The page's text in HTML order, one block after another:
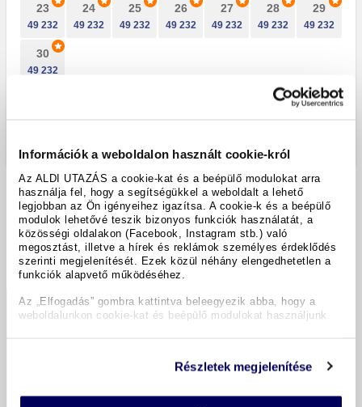
Információk a weboldalon használt cookie-król
Az ALDI UTAZÁS a cookie-kat és a beépülő modulokat arra
használja fel, hogy a segítségükkel a weboldalt a lehető
legjobban az Ön igényeihez igazítsa. A cookie-k és a beépülő
modulok lehetővé teszik bizonyos funkciók használatát, a
közösségi oldalakon (Facebook, Instagram stb.) való
megosztást, illetve a hírek és reklámok személyes érdeklődés
szerinti megjelenítését. Ezek közül néhány elengedhetetlen a
funkciók alapvető működéséhez.
Az „Elfogadás” gombra kattintva beleegyezik abba, hogy a
weboldalunkon cookie-kat és beépülő modulokat használjunk.
Részletek megjelenítése
23 24 25 26 27 28 29
30
Preise sind Gesamtpreise.
REISEANGEBOT AUSWÄHLEN
Sortierung
Bester Preis
2 Erwachsene